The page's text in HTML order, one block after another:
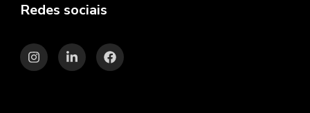
Redes sociais